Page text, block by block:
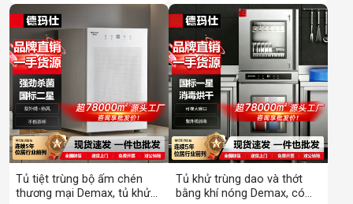
Tủ tiệt trùng bộ ấm chén
thương mại Demax, tủ khử
Tủ khử trùng dao và thớt
bằng khí nóng Demax, có